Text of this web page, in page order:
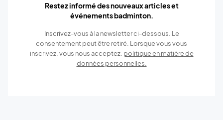
Restez informé des nouveaux articles et
événements badminton.
Inscrivez-vous à la newsletter ci-dessous. Le
consentement peut être retiré. Lorsque vous vous
inscrivez, vous nous acceptez. politique en matière de
données personnelles.